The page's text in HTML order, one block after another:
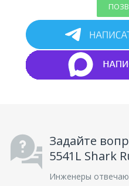
Задайте
5541L Shark
Инженеры